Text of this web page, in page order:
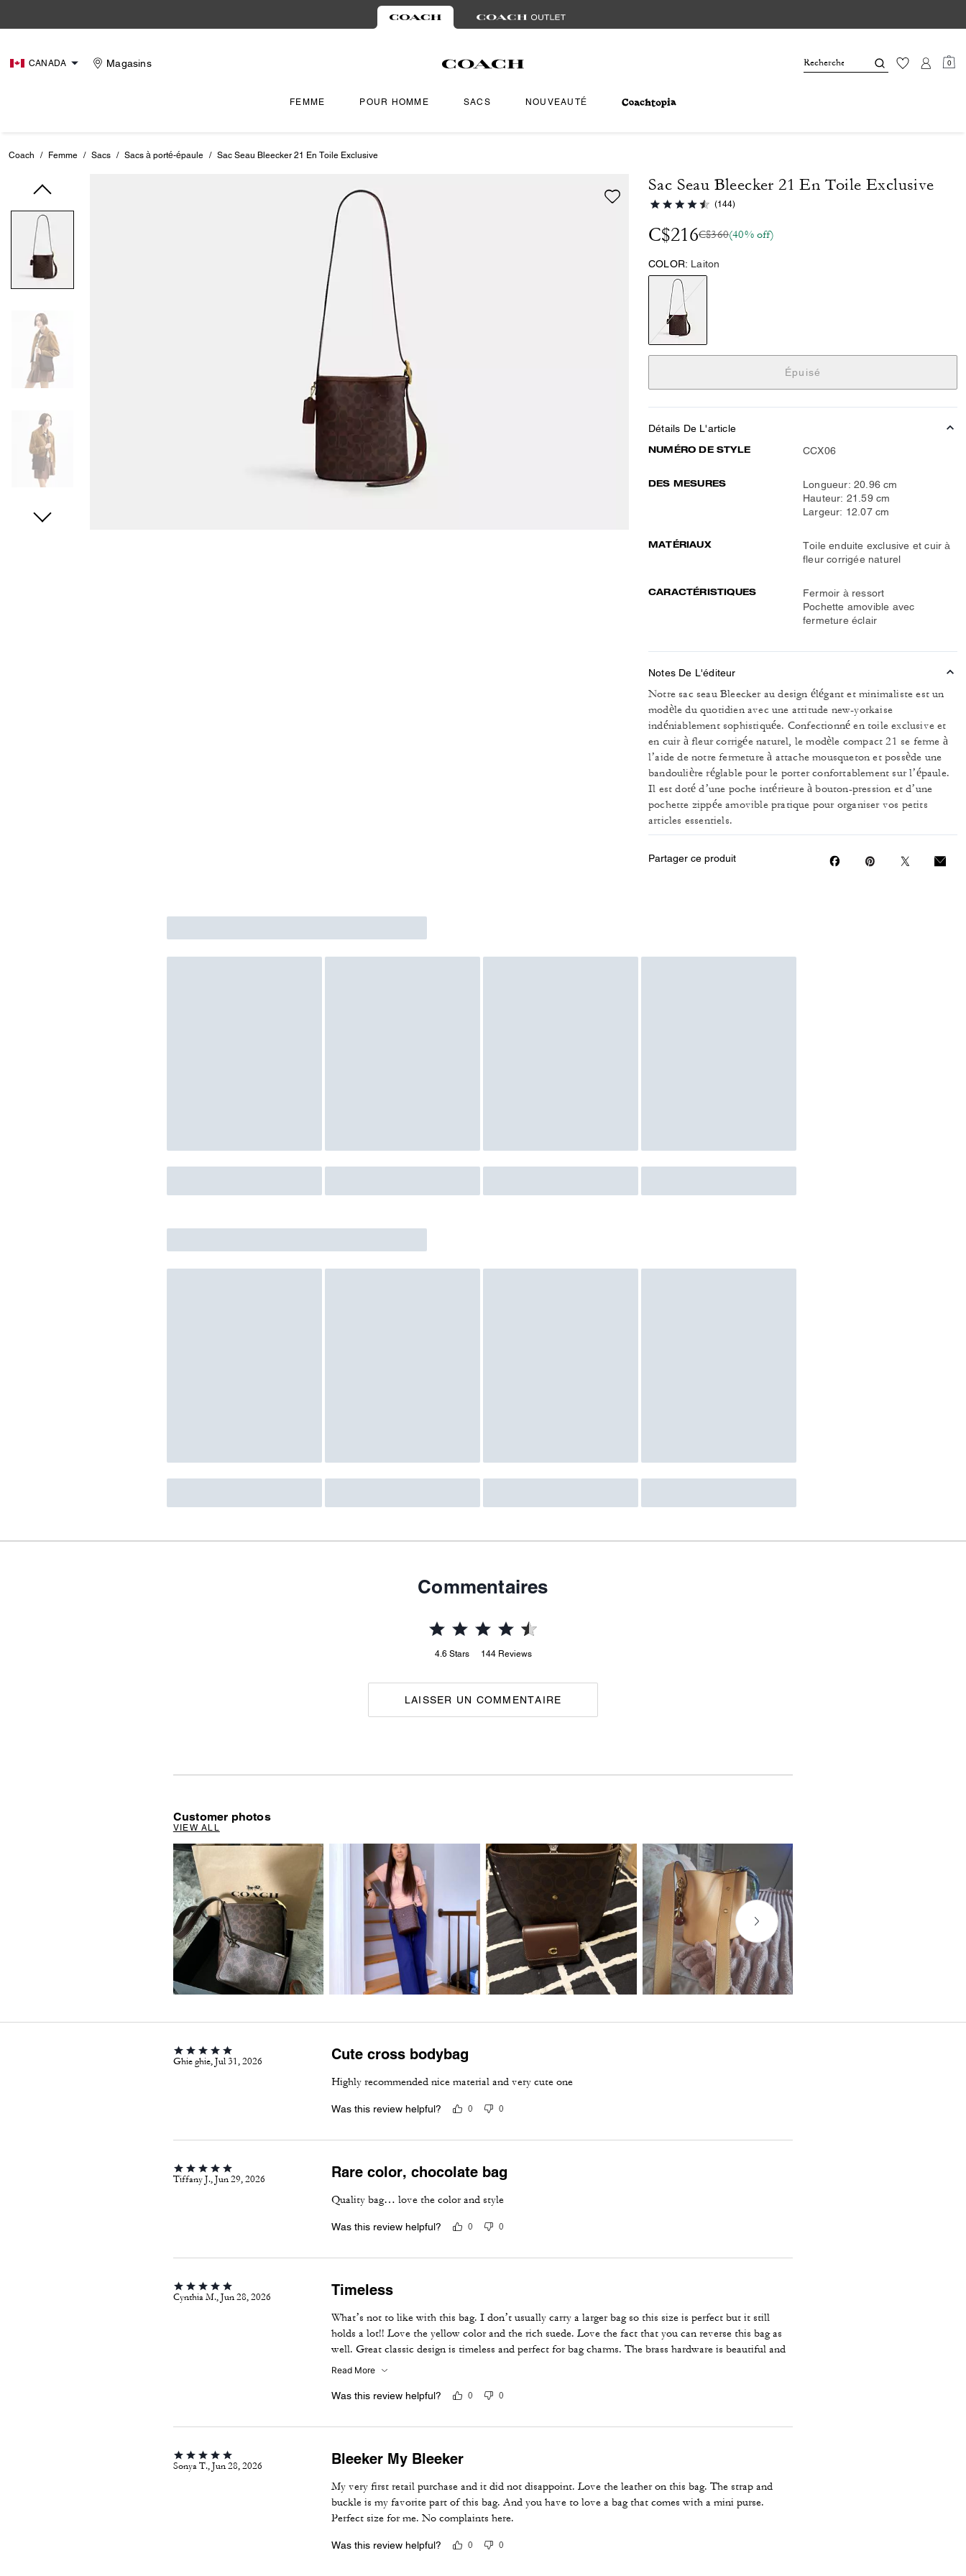
CANADA Magasins 0
FEMME POUR HOMME SACS NOUVEAUTÉ
Coach / Femme / Sacs / Sacs à porté-épaule / Sac Seau Bleecker 21 En Toile Exclusive
Sac Seau Bleecker 21 En Toile Exclusive
(144)
C$216C$360(40% off)
COLOR: Laiton
Épuisé
Détails De L'article
NUMÉRO DE STYLE CCX06
DES MESURES
Longueur: 20.96 cm
Hauteur: 21.59 cm
Largeur: 12.07 cm
MATÉRIAUX
Toile enduite exclusive et cuir à
fleur corrigée naturel
CARACTÉRISTIQUES
Fermoir à ressort
Pochette amovible avec
fermeture éclair
Notes De L'éditeur
Notre sac seau Bleecker au design élégant et minimaliste est un
modèle du quotidien avec une attitude new-yorkaise
indéniablement sophistiquée. Confectionné en toile exclusive et
en cuir à fleur corrigée naturel, le modèle compact 21 se ferme à
l’aide de notre fermeture à attache mousqueton et possède une
bandoulière réglable pour le porter confortablement sur l’épaule.
Il est doté d’une poche intérieure à bouton-pression et d’une
pochette zippée amovible pratique pour organiser vos petits
articles essentiels.
Partager ce produit
Commentaires
4.6 Stars 144 Reviews
LAISSER UN COMMENTAIRE
Customer photos
VIEW ALL
Ghie ghie, Jul 31, 2026 Cute cross bodybag
Highly recommended nice material and very cute one
Was this review helpful? 0 0
Tiffany J., Jun 29, 2026 Rare color, chocolate bag
Quality bag… love the color and style
Was this review helpful? 0 0
Cynthia M., Jun 28, 2026 Timeless
What’s not to like with this bag. I don’t usually carry a larger bag so this size is perfect but it still
holds a lot!! Love the yellow color and the rich suede. Love the fact that you can reverse this bag as
well. Great classic design is timeless and perfect for bag charms. The brass hardware is beautiful and
adds to its beauty. Coach craftsmanship makes this bag a total winner!!
Read More
Was this review helpful? 0 0
Sonya T., Jun 28, 2026 Bleeker My Bleeker
My very first retail purchase and it did not disappoint. Love the leather on this bag. The strap and
buckle is my favorite part of this bag. And you have to love a bag that comes with a mini purse.
Perfect size for me. No complaints here.
Was this review helpful? 0 0